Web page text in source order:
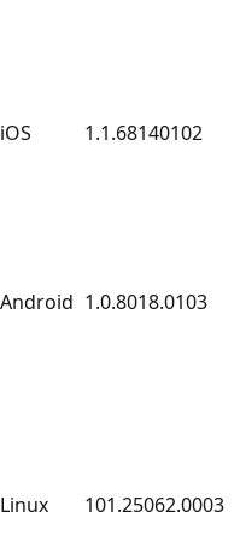
iOS 1.1.68140102
Android 1.0.8018.0103
Linux 101.25062.0003